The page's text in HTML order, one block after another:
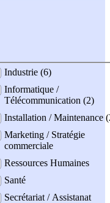
Industrie (6)
Informatique /
Télécommunication (2)
Installation / Maintenance
Marketing / Stratégie
commerciale
Ressources Humaines
Santé
Secrétariat / Assistanat